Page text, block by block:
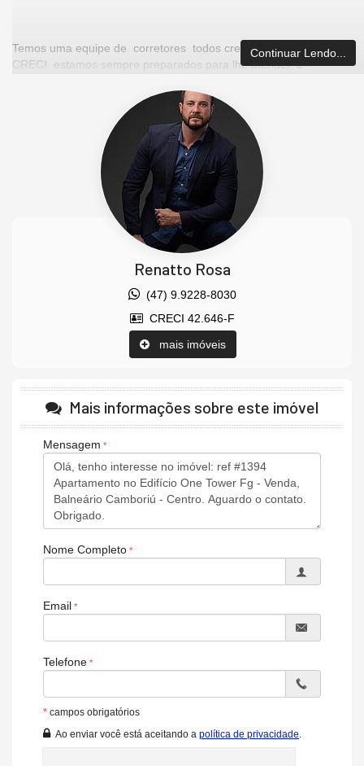
Temos uma equipe de corretores todos credenciados pelo
CRECI estamos sempre preparados para lhe atender, e
Balneário Camboriú – SC e na região, e captamos
oportunidades de investimentos para que você possa ter um
ótimo investimento com a maior segurança que existe.
Imóvel disponível para visitação.
Agende uma visita agora mesmo e venha conhecer este lindo
Os valores estão sujeitos a alteração sem aviso prévio.
Closet
Lavabo
Entrada de Serviço
Banheiro Social
Suíte Master
Andar Alto
Vista Livre
Vista Mar
Acabamento em Gesso
Vista Panorâmica
Sauna
Sala de Jogos
Salão de Festas
Cinema
Espaço Gourmet
Portão Eletrônico
Playground
Continuar Lendo...
Renatto Rosa
(47) 9.9228-8030
CRECI 42.646-F
mais imóveis
Mais informações sobre este imóvel
Mensagem
Nome Completo
Email
Telefone
* campos obrigatórios
Ao enviar você está aceitando a política de privacidade